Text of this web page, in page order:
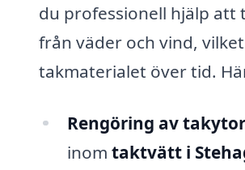
du professionell hjälp
från väder och vind,
takmaterialet över tid.
Rengöring av
inom taktvätt i